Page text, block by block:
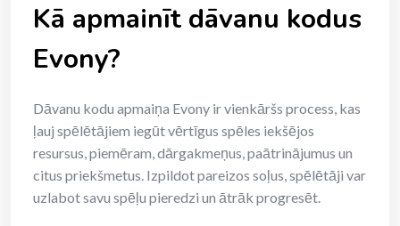
Kā apmainīt dāvanu kodus
Evony?
Dāvanu kodu apmaiņa Evony ir vienkāršs process, kas
ļauj spēlētājiem iegūt vērtīgus spēles iekšējos
resursus, piemēram, dārgakmeņus, paātrinājumus un
citus priekšmetus. Izpildot pareizos soļus, spēlētāji var
uzlabot savu spēļu pieredzi un ātrāk progresēt.